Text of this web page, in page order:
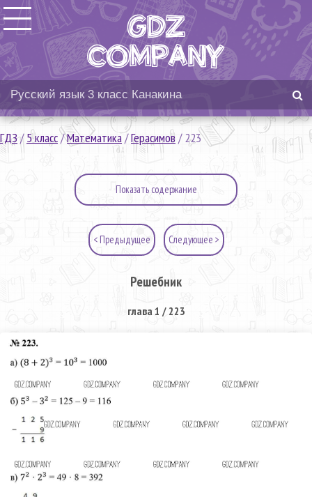
ГДЗ/5 класс/Математика/Герасимов/223
Показать содержание
< Предыдущее Следующее >
Решебник
глава 1 / 223